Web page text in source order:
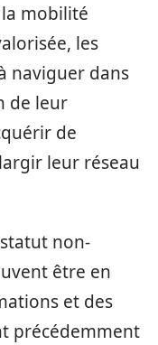
mobilité
les
naviguer dans
de leur
de
leur réseau
non-
être en
et des
précédemment